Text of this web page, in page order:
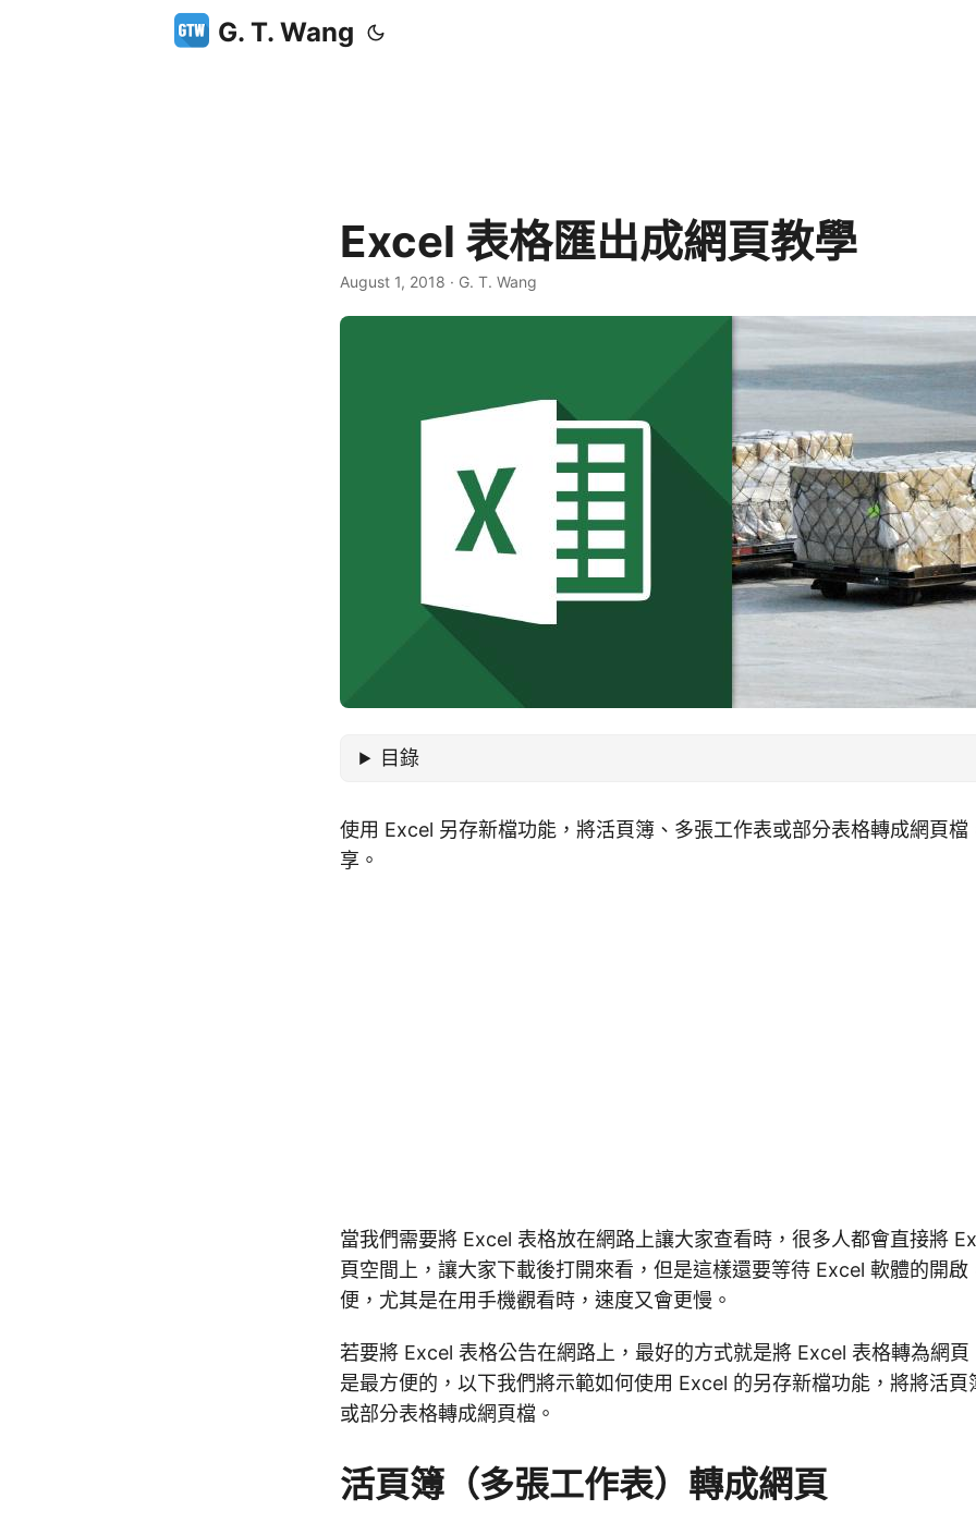
G. T. Wang
Excel 表格匯出成網頁教學
August 1, 2018 · G. T. Wang
目錄
使用 Excel 另存新檔功能，將活頁簿、多張工作表或部分表格轉成網頁檔
享。
當我們需要將 Excel 表格放在網路上讓大家查看時，很多人都會直接將
頁空間上，讓大家下載後打開來看，但是這樣還要等待 Excel 軟體的開啟
便，尤其是在用手機觀看時，速度又會更慢。
若要將 Excel 表格公告在網路上，最好的方式就是將 Excel 表格轉為網頁
是最方便的，以下我們將示範如何使用 Excel 的另存新檔功能，將將活頁
或部分表格轉成網頁檔。
活頁簿（多張工作表）轉成網頁